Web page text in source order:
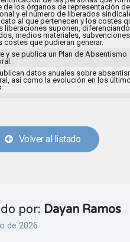
de los órganos de representación
y el número de liberados
al que pertenecen y los costes
liberaciones suponen, diferenciando
medios materiales,
costes que pudieran generar.
y se publica un Plan de Absentismo
datos anuales sobre
así como la evolución en los
Volver al listado
por: Dayan Ramos
de 2026